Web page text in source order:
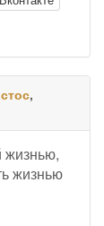
,
жизнью,
жизнью